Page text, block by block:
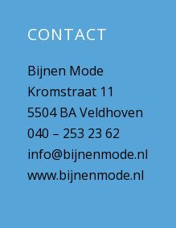
CONTACT
Bijnen Mode
Kromstraat 11
5504 BA Veldhoven
040 – 253 23 62
info@bijnenmode.nl
www.bijnenmode.nl